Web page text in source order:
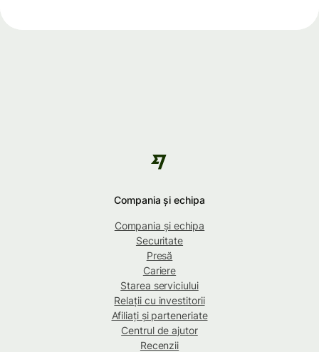
Compania și echipa
Compania și echipa
Securitate
Presă
Cariere
Starea serviciului
Relații cu investitorii
Afiliați și parteneriate
Centrul de ajutor
Recenzii